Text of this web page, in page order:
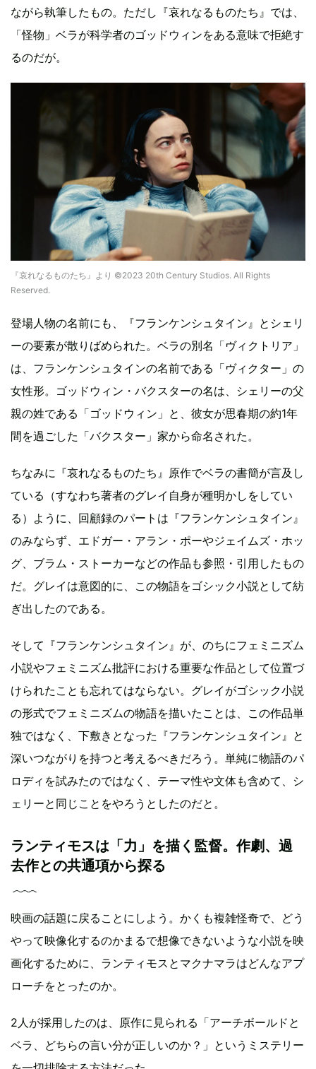
ながら執筆したもの。ただし『哀れなるものたち』では、
「怪物」ベラが科学者のゴッドウィンをある意味で拒絶す
るのだが。
『哀れなるものたち』より ©2023 20th Century Studios. All Rights
Reserved.
登場人物の名前にも、『フランケンシュタイン』とシェリ
ーの要素が散りばめられた。ベラの別名「ヴィクトリア」
は、フランケンシュタインの名前である「ヴィクター」の
女性形。ゴッドウィン・バクスターの名は、シェリーの父
親の姓である「ゴッドウィン」と、彼女が思春期の約1年
間を過ごした「バクスター」家から命名された。
ちなみに『哀れなるものたち』原作でベラの書簡が言及し
ている（すなわち著者のグレイ自身が種明かしをしてい
る）ように、回顧録のパートは『フランケンシュタイン』
のみならず、エドガー・アラン・ポーやジェイムズ・ホッ
グ、ブラム・ストーカーなどの作品も参照・引用したもの
だ。グレイは意図的に、この物語をゴシック小説として紡
ぎ出したのである。
そして『フランケンシュタイン』が、のちにフェミニズム
小説やフェミニズム批評における重要な作品として位置づ
けられたことも忘れてはならない。グレイがゴシック小説
の形式でフェミニズムの物語を描いたことは、この作品単
独ではなく、下敷きとなった『フランケンシュタイン』と
深いつながりを持つと考えるべきだろう。単純に物語のパ
ロディを試みたのではなく、テーマ性や文体も含めて、シ
ェリーと同じことをやろうとしたのだと。
ランティモスは「力」を描く監督。作劇、過
去作との共通項から探る
映画の話題に戻ることにしよう。かくも複雑怪奇で、どう
やって映像化するのかまるで想像できないような小説を映
画化するために、ランティモスとマクナマラはどんなアプ
ローチをとったのか。
2人が採用したのは、原作に見られる「アーチボールドと
ベラ、どちらの言い分が正しいのか？」というミステリー